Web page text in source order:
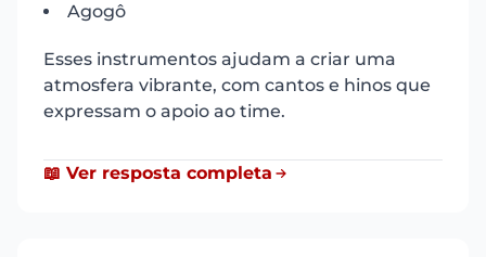
Agogô
Esses instrumentos ajudam a criar uma
atmosfera vibrante, com cantos e hinos que
expressam o apoio ao time.
📖 Ver resposta completa